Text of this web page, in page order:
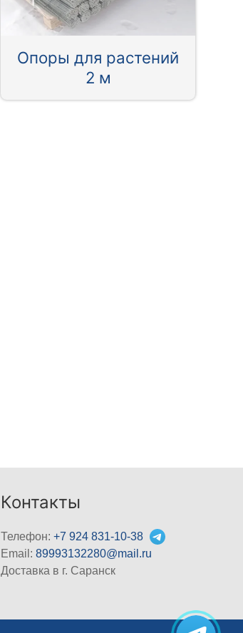
Опоры для растений
2 м
Контакты
Телефон:+7 924 831-10-38
Email:89993132280@mail.ru
Доставка в г. Саранск